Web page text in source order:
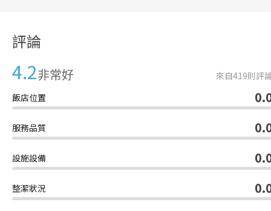
評論
4.2非常好 來自419則評
飯店位置
服務品質
設施設備
整潔狀況